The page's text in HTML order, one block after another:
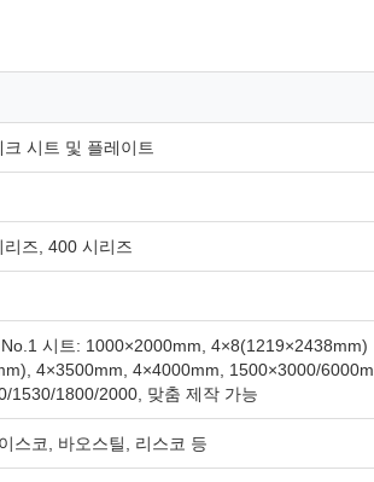
시트 및 플레이트
즈, 400 시리즈
시트: 1000×2000mm, 4×8(1219×2438mm)
4×3500mm, 4×4000mm, 1500×3000/
1530/1800/2000, 맞춤 제작 가능
스코, 바오스틸, 리스코 등